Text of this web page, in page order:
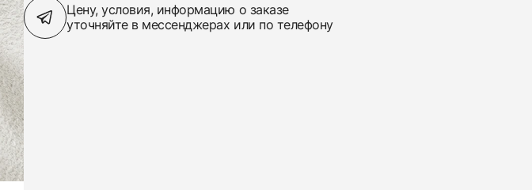
Цену, условия, информацию о заказе
уточняйте в мессенджерах или по телефону